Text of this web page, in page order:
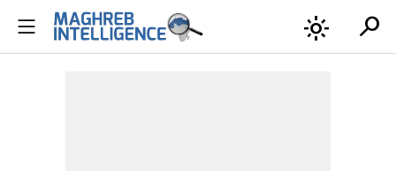
light_mode search